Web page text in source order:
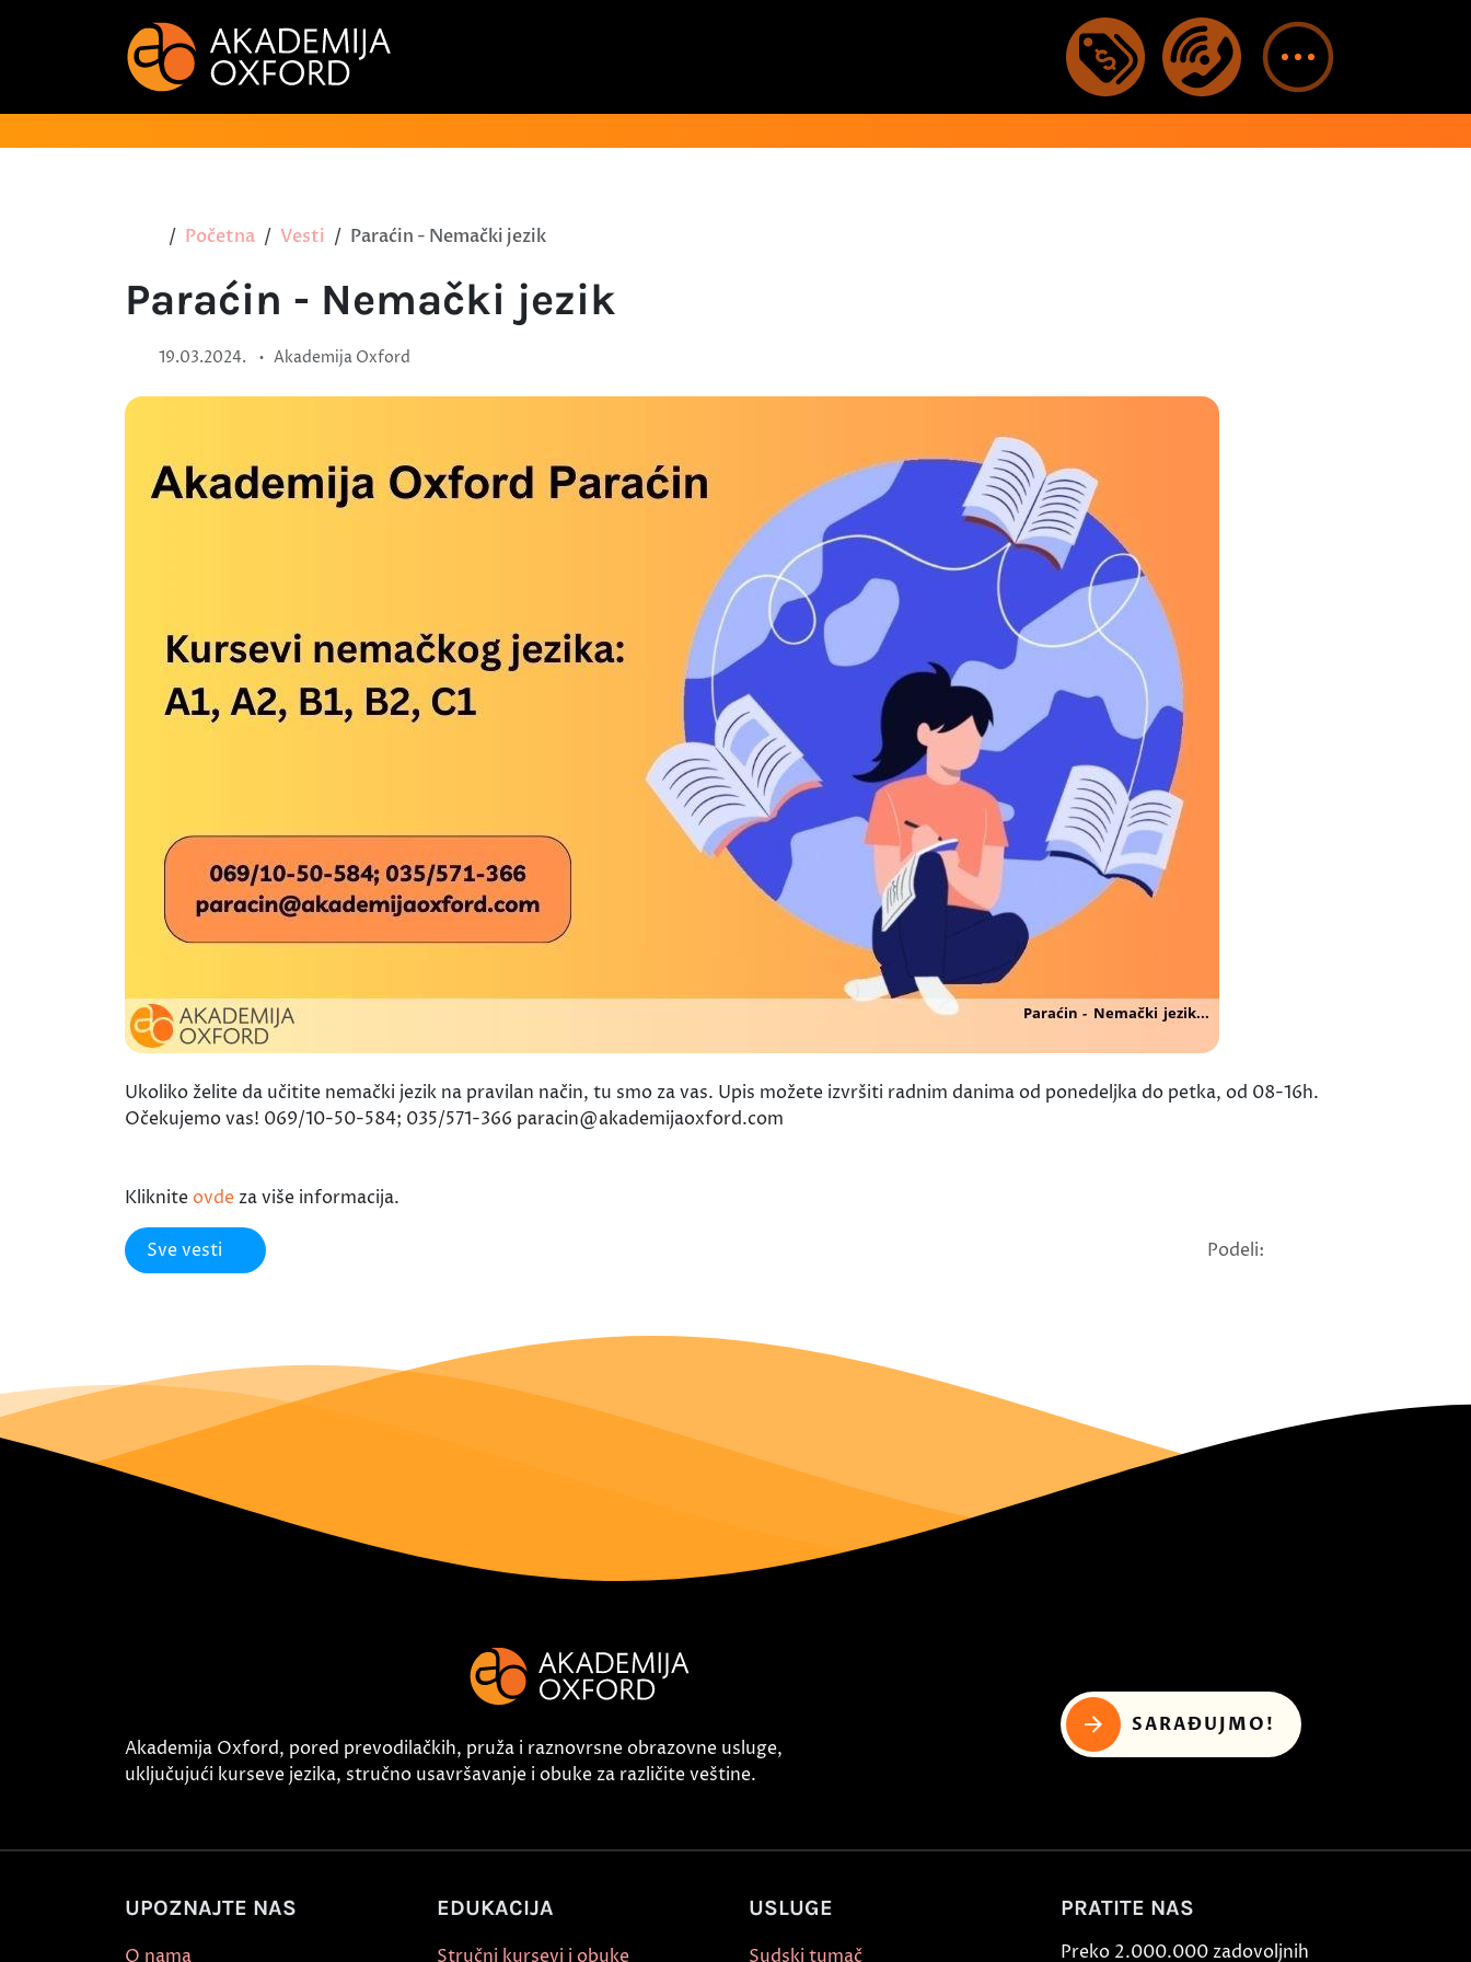
Početna Vesti Paraćin - Nemački jezik
Paraćin - Nemački jezik
19.03.2024. • Akademija Oxford
Ukoliko želite da učitite nemački jezik na pravilan način, tu smo za vas. Upis možete izvršiti radnim danima od ponedeljka do petka, od 08-16h.
Očekujemo vas! 069/10-50-584; 035/571-366 paracin@akademijaoxford.com
Kliknite ovde za više informacija.
Sve vesti Podeli:
Akademija Oxford, pored prevodilačkih, pruža i raznovrsne obrazovne usluge,
uključujući kurseve jezika, stručno usavršavanje i obuke za različite veštine.
SARAĐUJMO!
UPOZNAJTE NAS
O nama
EDUKACIJA
Stručni kursevi i obuke
USLUGE
Sudski tumač
PRATITE NAS
Preko 2.000.000 zadovoljnih